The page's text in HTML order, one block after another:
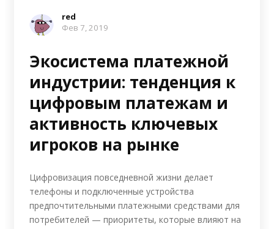
red
Фев 7, 2019
Экосистема платежной
индустрии: тенденция к
цифровым платежам и
активность ключевых
игроков на рынке
Цифровизация повседневной жизни делает
телефоны и подключенные устройства
предпочтительными платежными средствами для
потребителей — приоритеты, которые влияют на